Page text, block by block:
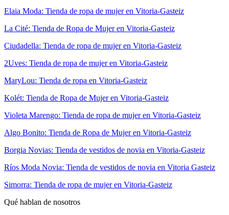
Elaia Moda: Tienda de ropa de mujer en Vitoria-Gasteiz
La Cité: Tienda de Ropa de Mujer en Vitoria-Gasteiz
Ciudadella: Tienda de ropa de mujer en Vitoria-Gasteiz
2Uves: Tienda de ropa de mujer en Vitoria-Gasteiz
MaryLou: Tienda de ropa en Vitoria-Gasteiz
Kolét: Tienda de Ropa de Mujer en Vitoria-Gasteiz
Violeta Marengo: Tienda de ropa de mujer en Vitoria-Gasteiz
Algo Bonito: Tienda de Ropa de Mujer en Vitoria-Gasteiz
Borgia Novias: Tienda de vestidos de novia en Vitoria-Gasteiz
Ríos Moda Novia: Tienda de vestidos de novia en Vitoria Gasteiz
Simorra: Tienda de ropa de mujer en Vitoria-Gasteiz
Qué hablan de nosotros